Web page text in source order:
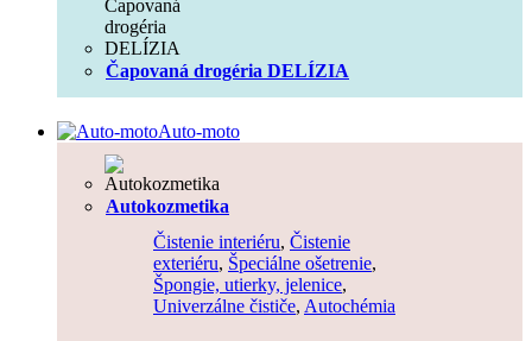
Čapovaná drogéria DELÍZIA
Auto-moto
Autokozmetika
Čistenie interiéru, Čistenie
exteriéru, Špeciálne ošetrenie,
Špongie, utierky, jelenice,
Univerzálne čističe, Autochémia